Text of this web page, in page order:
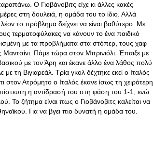
Ο Γιοβάνοβιτς είχε κι άλλες κακές
στη δουλειά, η ομάδα του το ίδιο. Αλλά
το πρόβλημα δείχνει να είναι βαθύτερο. Με
τερματοφύλακες να κάνουν το ένα παιδικό
με τα προβλήματα στα στόπερ, τους χαφ
Μαντσίνι. Πάμε τώρα στον Μπρινιόλι. Έπαιξε με
με τον Άρη και έκανε άλλο ένα λάθος πολύ
τη Βιγιαρεάλ. Τρία γκολ δέχτηκε εκεί ο Ιταλός
στον Ατρόμητο ο Ιταλός έκανε ίσως τη χειρότερη
η αντίδρασή του στη φάση του 1-1, ενώ
Το ζήτημα είναι πως ο Γιοβάνοβιτς καλείται να
Για να βγει πιο δυνατή η ομάδα του.